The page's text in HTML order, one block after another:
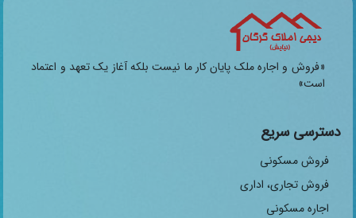
«فروش و اجاره ملک پایان کار ما نیست بلکه آغاز یک تعهد و اعتماد
است»
دسترسی سریع
فروش مسکونی
فروش تجاری، اداری
اجاره مسکونی